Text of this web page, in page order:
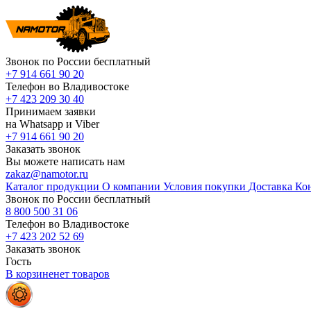
Звонок по России бесплатный
+7 914 661 90 20
Телефон во Владивостоке
+7 423 209 30 40
Принимаем заявки
на Whatsapp и Viber
+7 914 661 90 20
Заказать звонок
Вы можете написать нам
zakaz@namotor.ru
Каталог продукции О компании Условия покупки Доставка
Звонок по России бесплатный
8 800 500 31 06
Телефон во Владивостоке
+7 423 202 52 69
Заказать звонок
Гость
В корзиненет товаров